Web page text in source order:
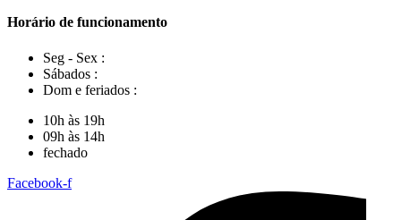
Horário de funcionamento
Seg - Sex :
Sábados :
Dom e feriados :
10h às 19h
09h às 14h
fechado
Facebook-f